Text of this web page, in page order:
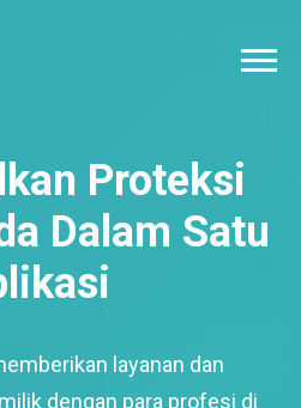
Proteksi
Dalam Satu
layanan dan
dengan para profesi di